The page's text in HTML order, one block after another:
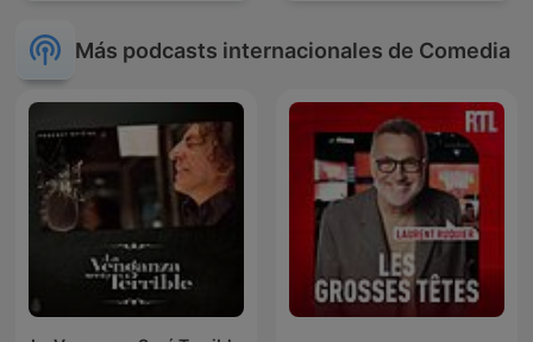
Más podcasts internacionales de Comedia